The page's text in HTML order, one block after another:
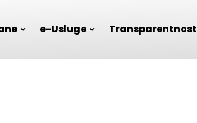
e-Usluge Transparentnost